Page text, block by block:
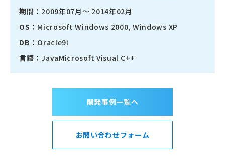
期間： 2009年07月～ 2014年02月
OS： Microsoft Windows 2000, Windows XP
DB： Oracle9i
言語：JavaMicrosoft Visual C++
開発事例一覧へ
お問い合わせフォーム